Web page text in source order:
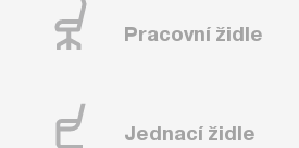
Pracovní židle
Jednací židle